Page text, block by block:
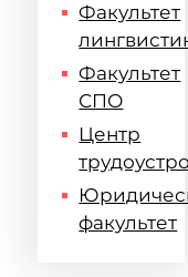
Факультет
Факультет
СПО
Центр
факультет